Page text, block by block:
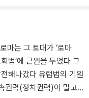
정을 마쳤다고 해도 변
하다. 2001년 로
에서 2003년 교회법학
동대학원에서 교회법학
오가며 이탈리아 법무
마는 그 토대가 ‘로마
법’에 근원을 두었다 그
유럽법의 기원